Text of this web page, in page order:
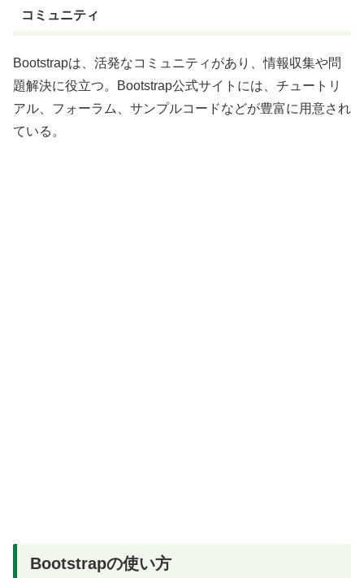
コミュニティ
Bootstrapは、活発なコミュニティがあり、情報収集や問
題解決に役立つ。Bootstrap公式サイトには、チュートリ
アル、フォーラム、サンプルコードなどが豊富に用意され
ている。
Bootstrapの使い方